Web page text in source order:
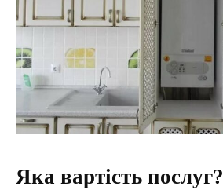
Яка вартість послуг?